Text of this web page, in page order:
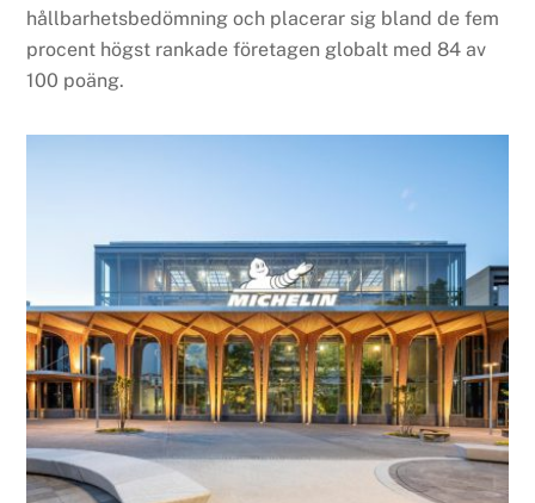
hållbarhetsbedömning och placerar sig bland de fem
procent högst rankade företagen globalt med 84 av
100 poäng.